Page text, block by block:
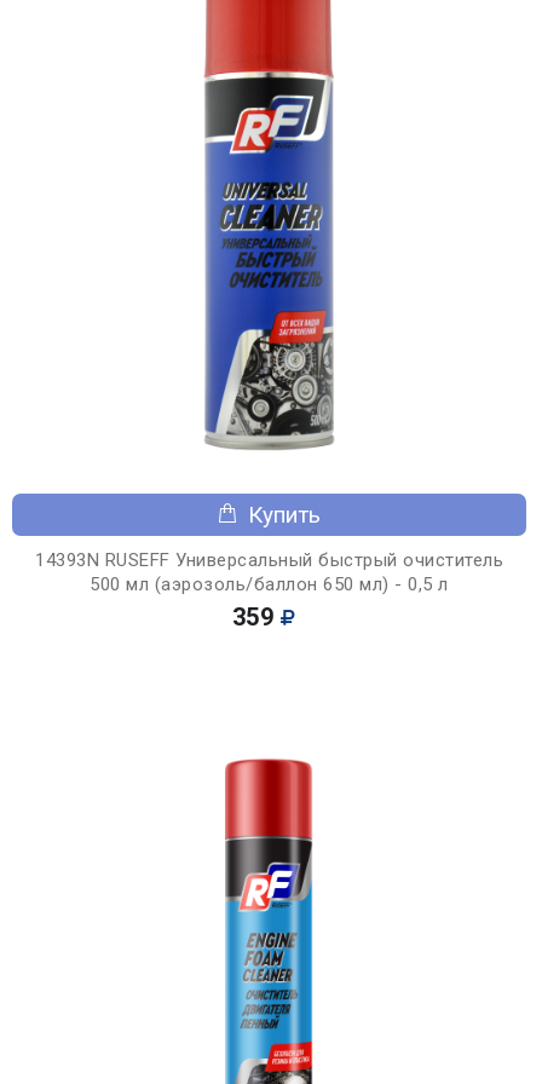
Купить
14393N RUSEFF Универсальный быстрый очиститель
500 мл (аэрозоль/баллон 650 мл) - 0,5 л
359